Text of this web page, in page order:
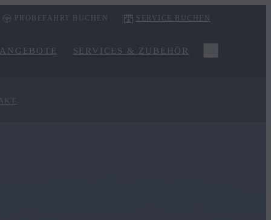
PROBEFAHRT BUCHEN SERVICE BUCHEN
ANGEBOTE SERVICES & ZUBEHÖR